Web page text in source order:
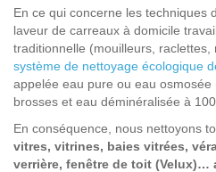
En ce qui concerne les techniques
laveur de carreaux à domicile
traditionnelle (mouilleurs,
système de nettoyage écologique
appelée eau pure ou eau osmosée
brosses et eau déminéralisée à
En conséquence, nous nettoyons
vitres, vitrines, baies vitrées,
verrière, fenêtre de toit (Velux)…